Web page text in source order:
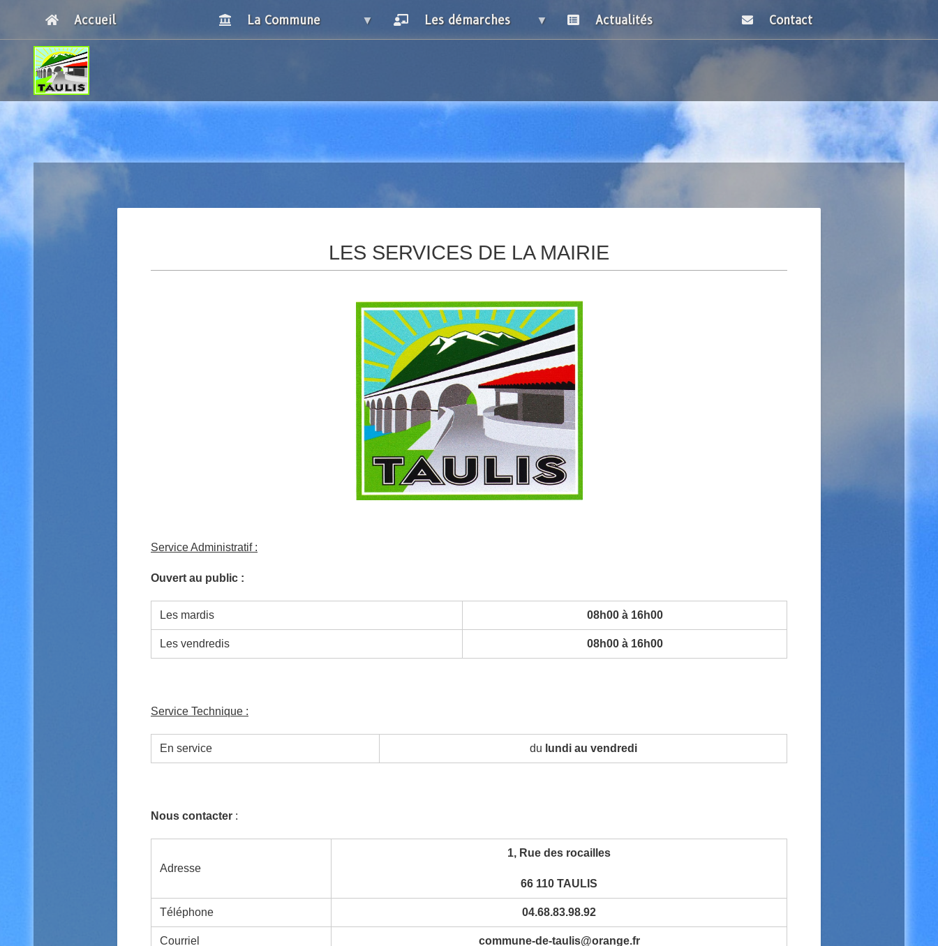
Accueil
La Commune
Les séances du
La Communauté de
Taulis et l'Histoire
Les démarches Actualités Contact
Breadcrumbs
LES SERVICES DE LA MAIRIE
Commune
Taulis
Service Administratif :
Ouvert au public :
Les mardis 08h00 à 16h00
Les vendredis 08h00 à 16h00
Service Technique :
En service du lundi au vendredi
Nous contacter :
Adresse
1, Rue des rocailles
66 110 TAULIS
Téléphone 04.68.83.98.92
Courriel commune-de-taulis@orange.fr